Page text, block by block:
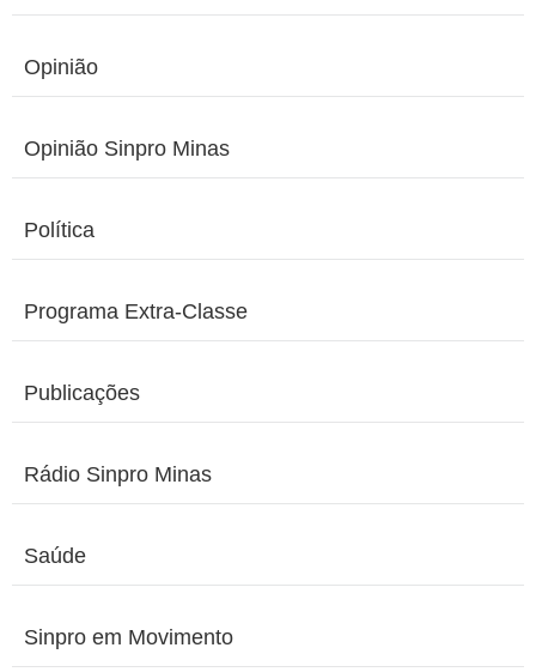
Opinião
Opinião Sinpro Minas
Política
Programa Extra-Classe
Publicações
Rádio Sinpro Minas
Saúde
Sinpro em Movimento